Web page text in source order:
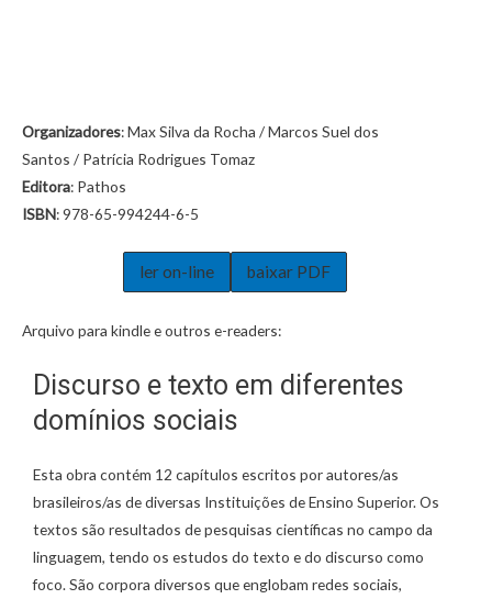
Organizadores: Max Silva da Rocha / Marcos Suel dos
Santos / Patrícia Rodrigues Tomaz
Editora: Pathos
ISBN: 978-65-994244-6-5
ler on-line baixar PDF
Arquivo para kindle e outros e-readers:
Discurso e texto em diferentes
domínios sociais
Esta obra contém 12 capítulos escritos por autores/as
brasileiros/as de diversas Instituições de Ensino Superior. Os
textos são resultados de pesquisas científicas no campo da
linguagem, tendo os estudos do texto e do discurso como
foco. São corpora diversos que englobam redes sociais,